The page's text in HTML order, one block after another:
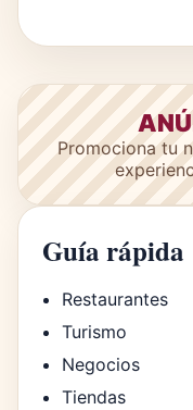
Promociona tu
Guía rápida
Restaurantes
Turismo
Negocios
Tiendas